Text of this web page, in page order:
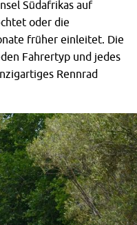
Südafrikas auf
oder die
früher einleitet. Die
Fahrertyp und jedes
Rennrad